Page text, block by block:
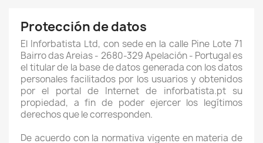
Protección de datos
El Inforbatista Ltd, con sede en la calle Pine Lote 71
Bairro das Areias - 2680-329 Apelación - Portugal es
el titular de la base de datos generada con los datos
personales facilitados por los usuarios y obtenidos
por el portal de Internet de inforbatista.pt su
propiedad, a fin de poder ejercer los legítimos
derechos que le corresponden.
De acuerdo con la normativa vigente en materia de